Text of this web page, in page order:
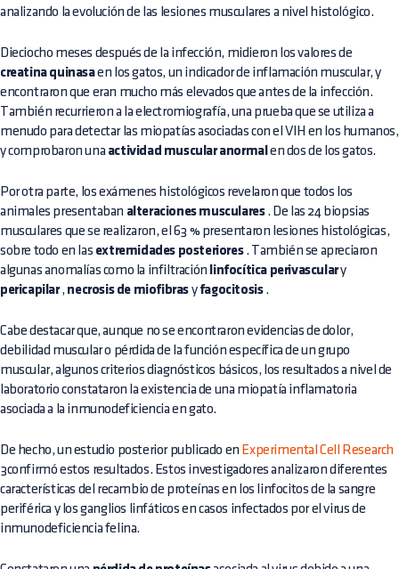
analizando la evolución de las lesiones musculares a nivel histológico.
Dieciocho meses después de la infección, midieron los valores de
creatina quinasaen los gatos, un indicador de inflamación muscular, y
encontraron que eran mucho más elevados que antes de la infección.
También recurrieron a la electromiografía, una prueba que se utiliza a
menudo para detectar las miopatías asociadas con el VIH en los humanos,
y comprobaron una actividad muscular anormal en dos de los gatos.
Por otra parte, los exámenes histológicos revelaron que todos los
animales presentaban alteraciones musculares. De las 24 biopsias
musculares que se realizaron, el 63 % presentaron lesiones histológicas,
sobre todo en las extremidades posteriores. También se apreciaron
algunas anomalías como la infiltración linfocítica perivasculary
pericapilar, necrosis de miofibras y fagocitosis.
Cabe destacar que, aunque no se encontraron evidencias de dolor,
debilidad muscular o pérdida de la función específica de un grupo
muscular, algunos criterios diagnósticos básicos, los resultados a nivel de
laboratorio constataron la existencia de una miopatía inflamatoria
asociada a la inmunodeficiencia en gato.
De hecho, un estudio posterior publicado en Experimental Cell Research
3confirmó estos resultados. Estos investigadores analizaron diferentes
características del recambio de proteínas en los linfocitos de la sangre
periférica y los ganglios linfáticos en casos infectados por el virus de
inmunodeficiencia felina.